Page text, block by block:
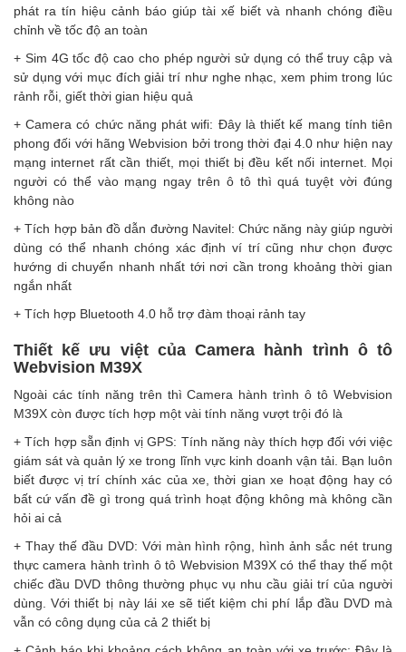
phát ra tín hiệu cảnh báo giúp tài xế biết và nhanh chóng điều
chỉnh về tốc độ an toàn
+ Sim 4G tốc độ cao cho phép người sử dụng có thể truy cập và
sử dụng với mục đích giải trí như nghe nhạc, xem phim trong lúc
rảnh rỗi, giết thời gian hiệu quả
+ Camera có chức năng phát wifi: Đây là thiết kế mang tính tiên
phong đối với hãng Webvision bởi trong thời đại 4.0 như hiện nay
mạng internet rất cần thiết, mọi thiết bị đều kết nối internet. Mọi
người có thể vào mạng ngay trên ô tô thì quá tuyệt vời đúng
không nào
+ Tích hợp bản đồ dẫn đường Navitel: Chức năng này giúp người
dùng có thể nhanh chóng xác định ví trí cũng như chọn được
hướng di chuyển nhanh nhất tới nơi cần trong khoảng thời gian
ngắn nhất
+ Tích hợp Bluetooth 4.0 hỗ trợ đàm thoại rảnh tay
Thiết kế ưu việt của Camera hành trình ô tô
Webvision M39X
Ngoài các tính năng trên thì Camera hành trình ô tô Webvision
M39X còn được tích hợp một vài tính năng vượt trội đó là
+ Tích hợp sẵn định vị GPS: Tính năng này thích hợp đối với việc
giám sát và quản lý xe trong lĩnh vực kinh doanh vận tải. Bạn luôn
biết được vị trí chính xác của xe, thời gian xe hoạt động hay có
bất cứ vấn đề gì trong quá trình hoạt động không mà không cần
hỏi ai cả
+ Thay thế đầu DVD: Với màn hình rộng, hình ảnh sắc nét trung
thực camera hành trình ô tô Webvision M39X có thể thay thế một
chiếc đầu DVD thông thường phục vụ nhu cầu giải trí của người
dùng. Với thiết bị này lái xe sẽ tiết kiệm chi phí lắp đầu DVD mà
vẫn có công dụng của cả 2 thiết bị